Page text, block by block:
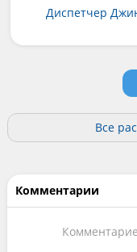
Диспетчер
Все
Комментарии